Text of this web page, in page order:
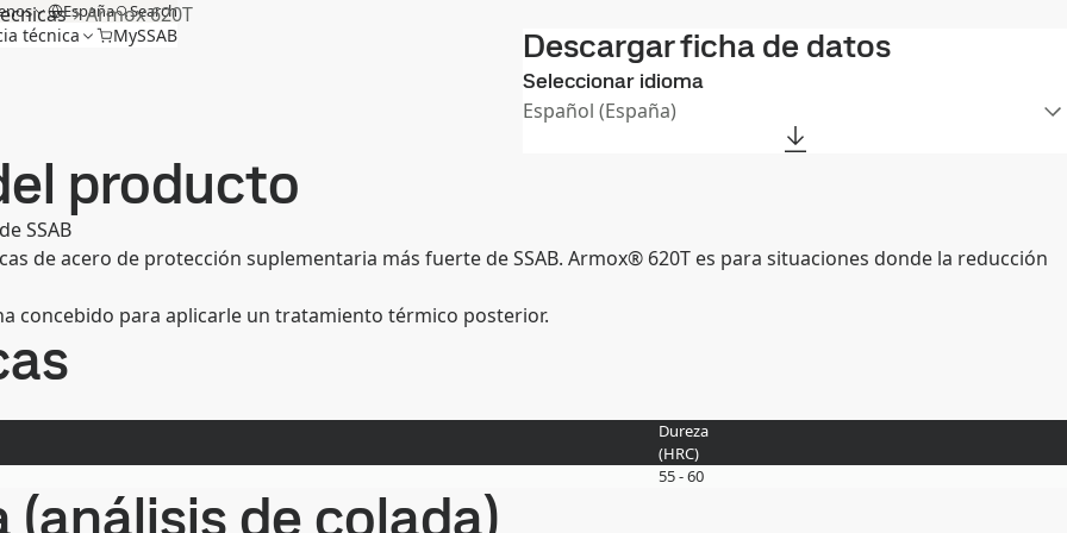
España Search
técnica MySSAB
Armox 620T
Descargar ficha de datos
Seleccionar idioma
Español (España)
producto
SSAB
de acero de protección suplementaria más fuerte de SSAB. Armox® 620T es para situaciones donde la reducción
concebido para aplicarle un tratamiento térmico posterior.
Dureza
(HRC)
55 - 60
de colada)